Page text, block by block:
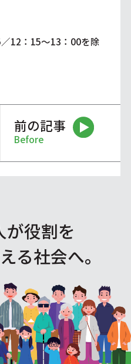
12：15～13：00を除
前の記事
Before
が役割を
る社会へ。